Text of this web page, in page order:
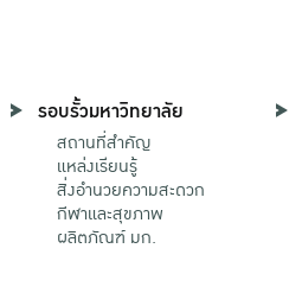
รอบรั้วมหาวิทยาลัย
สถานที่สำคัญ
แหล่งเรียนรู้
สิ่งอำนวยความสะดวก
กีฬาและสุขภาพ
ผลิตภัณฑ์ มก.